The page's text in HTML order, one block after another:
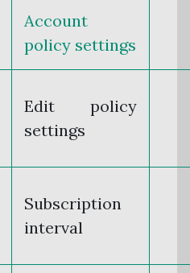
Account
policy settings
Edit policy
settings
Subscription
interval